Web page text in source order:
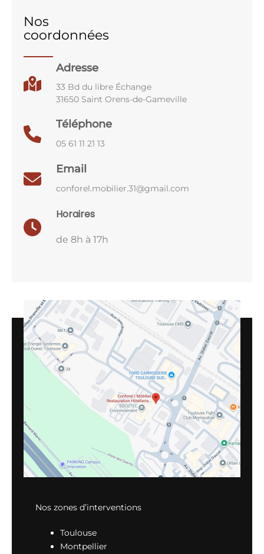
Nos
coordonnées
Adresse
33 Bd du libre Échange
31650 Saint Orens-de-Gameville
Téléphone
05 61 11 21 13
Email
conforel.mobilier.31@gmail.com
Horaires
de 8h à 17h
Nos zones d’interventions
Toulouse
Montpellier